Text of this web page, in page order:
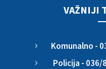
VAŽNIJI
5 Komunalno -
5 Policija - 036/